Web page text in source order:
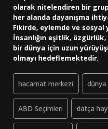
olarak nitelendiren bir
her alanda dayanışma
Fikirde, eylemde ve sosyal
İnsanlığın eşitlik, özgürlük,
bir dünya için uzun
olmayı hedeflemektedir.
hacamat merkezi dünya
ABD Seçimleri datça